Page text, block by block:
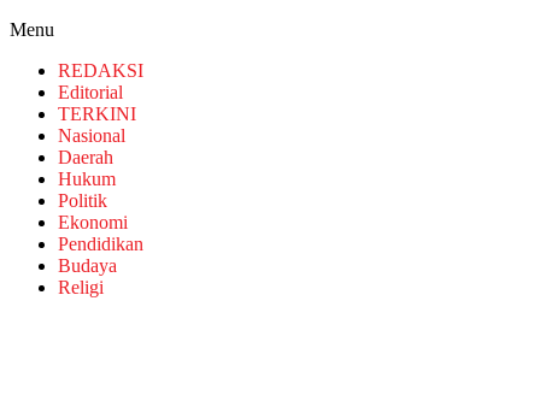
Menu
REDAKSI
Editorial
TERKINI
Nasional
Daerah
Hukum
Politik
Ekonomi
Pendidikan
Budaya
Religi